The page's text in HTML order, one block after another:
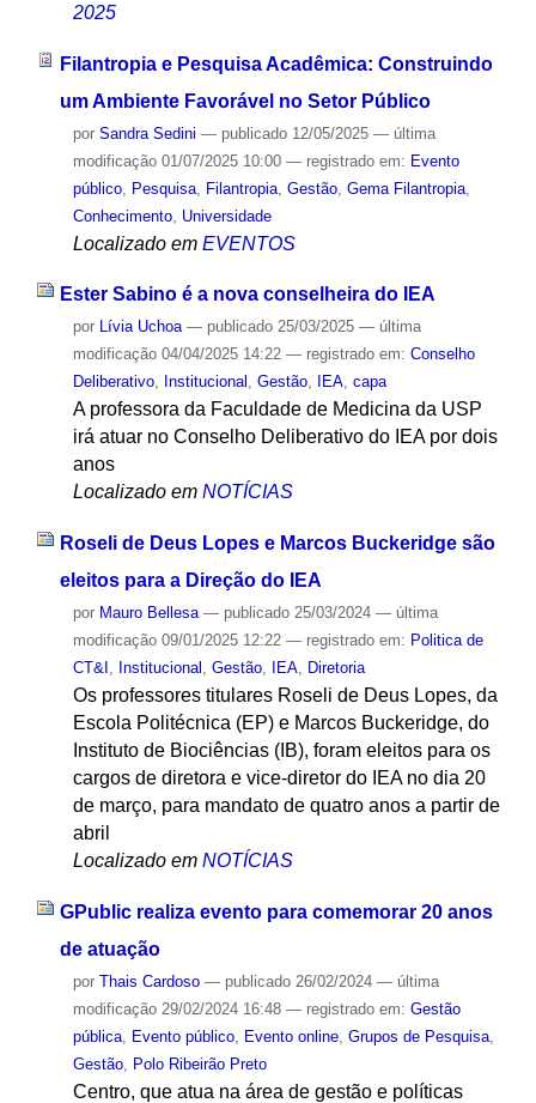
2025
Filantropia e Pesquisa Acadêmica: Construindo
um Ambiente Favorável no Setor Público
por Sandra Sedini — publicado12/05/2025 — última
modificação01/07/2025 10:00 — registrado em: Evento
público, Pesquisa, Filantropia, Gestão, Gema Filantropia,
Conhecimento, Universidade
Localizado em EVENTOS
Ester Sabino é a nova conselheira do IEA
por Lívia Uchoa — publicado25/03/2025 — última
modificação04/04/2025 14:22 — registrado em: Conselho
Deliberativo, Institucional , Gestão, IEA, capa
A professora da Faculdade de Medicina da USP
irá atuar no Conselho Deliberativo do IEA por dois
anos
Localizado em NOTÍCIAS
Roseli de Deus Lopes e Marcos Buckeridge são
eleitos para a Direção do IEA
por Mauro Bellesa — publicado25/03/2024 — última
modificação09/01/2025 12:22 — registrado em: Politica de
CT&I , Institucional , Gestão, IEA, Diretoria
Os professores titulares Roseli de Deus Lopes, da
Escola Politécnica (EP) e Marcos Buckeridge, do
Instituto de Biociências (IB), foram eleitos para os
cargos de diretora e vice-diretor do IEA no dia 20
de março, para mandato de quatro anos a partir de
abril
Localizado em NOTÍCIAS
GPublic realiza evento para comemorar 20 anos
de atuação
por Thais Cardoso — publicado26/02/2024 — última
modificação29/02/2024 16:48 — registrado em: Gestão
pública, Evento público, Evento online, Grupos de Pesquisa,
Gestão, Polo Ribeirão Preto
Centro, que atua na área de gestão e políticas